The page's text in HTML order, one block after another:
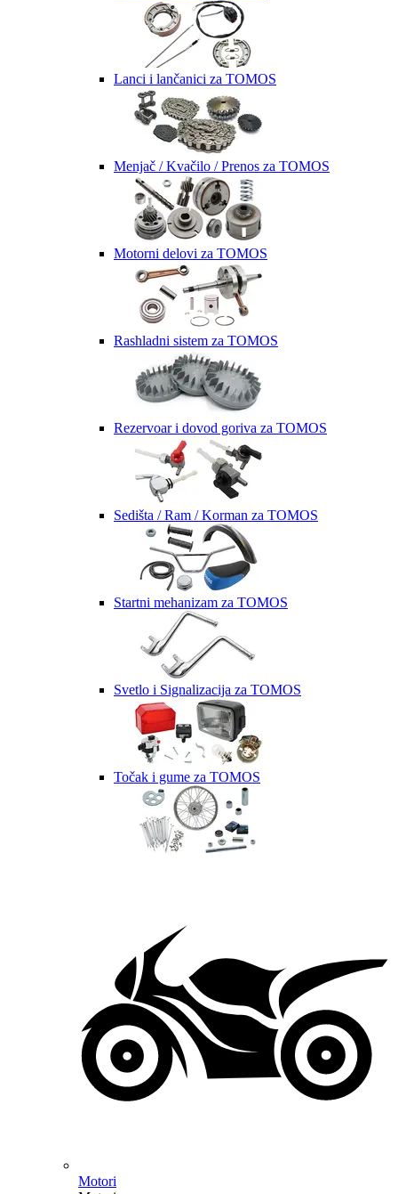
Lanci i lančanici za TOMOS
Menjač / Kvačilo / Prenos za TOMOS
Motorni delovi za TOMOS
Rashladni sistem za TOMOS
Rezervoar i dovod goriva za TOMOS
Sedišta / Ram / Korman za TOMOS
Startni mehanizam za TOMOS
Svetlo i Signalizacija za TOMOS
Točak i gume za TOMOS
Motori